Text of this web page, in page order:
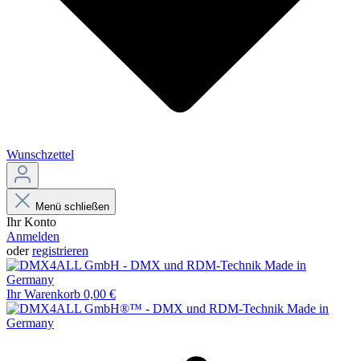
Wunschzettel
Menü schließen
Ihr Konto
Anmelden
oderregistrieren
Ihr Warenkorb 0,00 €